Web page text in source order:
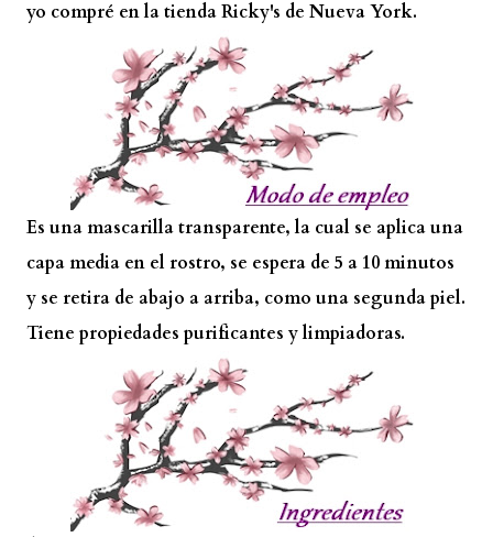
yo compré en la tienda Ricky's de Nueva York.
Es una mascarilla transparente, la cual se aplica una
capa media en el rostro, se espera de 5 a 10 minutos
y se retira de abajo a arriba, como una segunda piel.
Tiene propiedades purificantes y limpiadoras.